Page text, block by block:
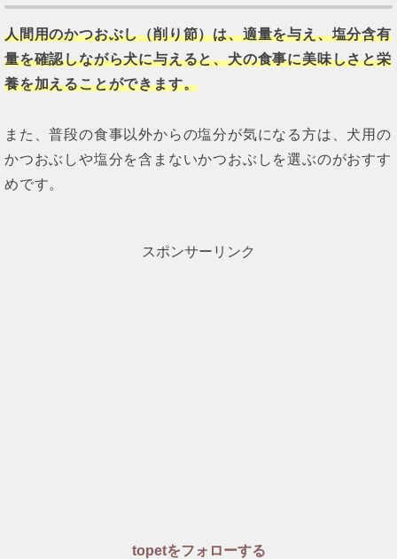
人間用のかつおぶし（削り節）は、適量を与え、塩分含有
量を確認しながら犬に与えると、犬の食事に美味しさと栄
養を加えることができます。
また、普段の食事以外からの塩分が気になる方は、犬用の
かつおぶしや塩分を含まないかつおぶしを選ぶのがおすす
めです。
スポンサーリンク
topetをフォローする